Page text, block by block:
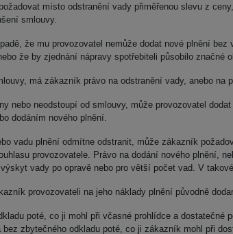
místo odstranění vady přiměřenou slevu z
smlouvy.
že mu provozovatel nemůže dodat nové plnění
že by zjednání nápravy spotřebiteli působilo značné
má zákazník právo na odstranění vady, anebo na
nebo neodstoupí od smlouvy, může provozovatel
dodáním nového plnění.
vadu plnění odmítne odstranit, může zákazník
provozovatele. Právo na dodání nového plnění,
vady po opravě nebo pro větší počet vad. V
provozovateli na jeho náklady plnění původně
poté, co ji mohl při včasné prohlídce a
zbytečného odkladu poté, co ji zákazník mohl při